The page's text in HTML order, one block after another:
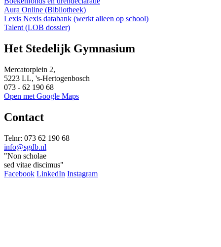
Aura Online (Bibliotheek)
Lexis Nexis databank (werkt alleen op school)
Talent (LOB dossier)
Het Stedelijk Gymnasium
Mercatorplein 2,
5223 LL, 's-Hertogenbosch
073 - 62 190 68
Open met Google Maps
Contact
Telnr: 073 62 190 68
info@sgdb.nl
"Non scholae
sed vitae discimus"
Facebook LinkedIn Instagram